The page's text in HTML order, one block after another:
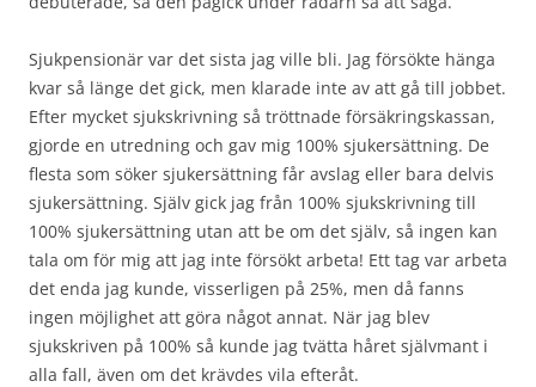
Sjukpensionär var det sista jag ville bli. Jag försökte hänga
kvar så länge det gick, men klarade inte av att gå till jobbet.
Efter mycket sjukskrivning så tröttnade försäkringskassan,
gjorde en utredning och gav mig 100% sjukersättning. De
flesta som söker sjukersättning får avslag eller bara delvis
sjukersättning. Själv gick jag från 100% sjukskrivning till
100% sjukersättning utan att be om det själv, så ingen kan
tala om för mig att jag inte försökt arbeta! Ett tag var arbeta
det enda jag kunde, visserligen på 25%, men då fanns
ingen möjlighet att göra något annat. När jag blev
sjukskriven på 100% så kunde jag tvätta håret självmant i
alla fall, även om det krävdes vila efteråt.